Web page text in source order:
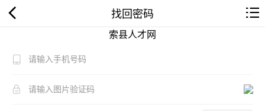
找回密码
索县人才网